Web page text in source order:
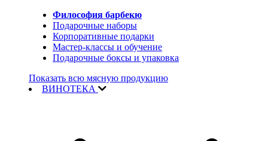
Философия барбекю
Подарочные наборы
Корпоративные подарки
Мастер-классы и обучение
Подарочные боксы и упаковка
Показать всю мясную продукцию
ВИНОТЕКА